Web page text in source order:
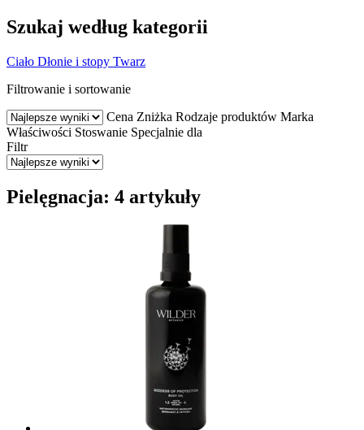
Szukaj według kategorii
Ciało Dłonie i stopy Twarz
Filtrowanie i sortowanie
Cena Zniżka Rodzaje produktów Marka
Właściwości Stoswanie Specjalnie dla
Filtr
Pielęgnacja: 4 artykuły